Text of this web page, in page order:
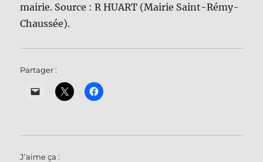
mairie. Source : R HUART (Mairie Saint-Rémy-
Chaussée).
Partager :
J’aime ça :